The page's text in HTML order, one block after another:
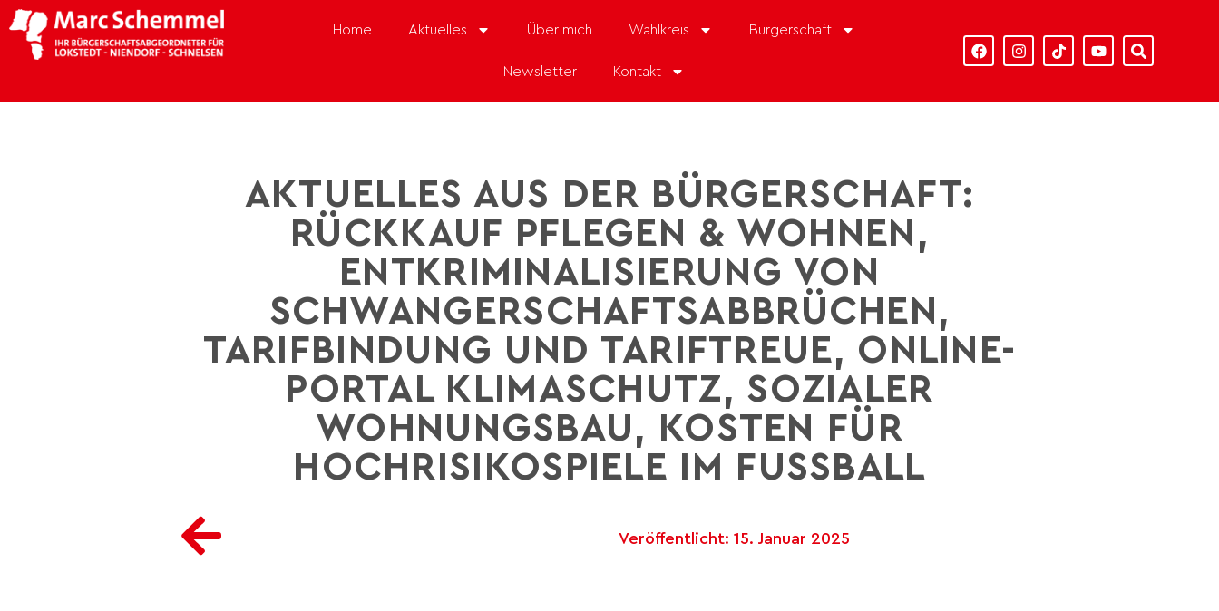
Home Aktuelles Über mich Wahlkreis Bürgerschaft
Newsletter Kontakt
AKTUELLES AUS DER BÜRGERSCHAFT:
RÜCKKAUF PFLEGEN & WOHNEN,
ENTKRIMINALISIERUNG VON
SCHWANGERSCHAFTSABBRÜCHEN,
TARIFBINDUNG UND TARIFTREUE, ONLINE-
PORTAL KLIMASCHUTZ, SOZIALER
WOHNUNGSBAU, KOSTEN FÜR
HOCHRISIKOSPIELE IM FUSSBALL
Veröffentlicht: 15. Januar 2025